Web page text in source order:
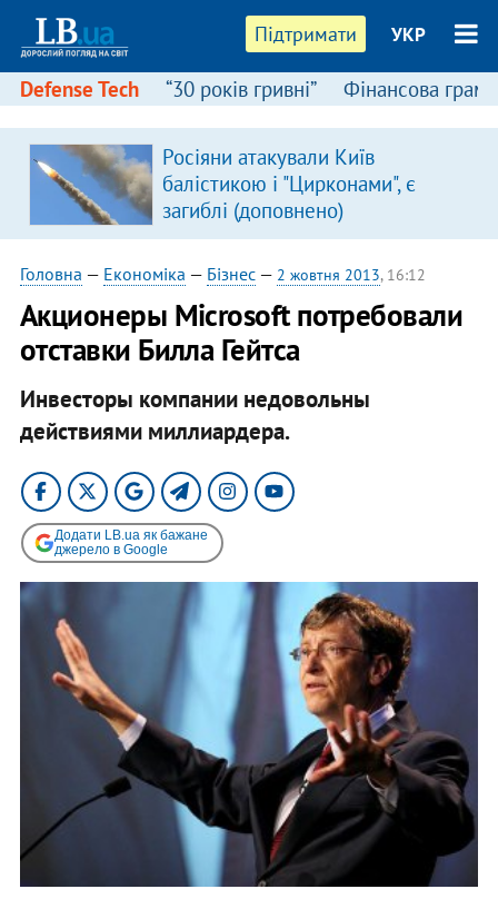
Підтримати УКР
Defense Tech “30 років гривні” Фінансова
Росіяни атакували Київ
балістикою і "Цирконами", є
загиблі (доповнено)
Головна — Економіка — Бізнес— 2 жовтня 2013, 16:12
Акционеры Microsoft потребовали
отставки Билла Гейтса
Инвесторы компании недовольны
действиями миллиардера.
Додати LB.ua як бажане
джерело в Google